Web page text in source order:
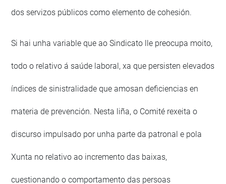
dos servizos públicos como elemento de cohesión.
Si hai unha variable que ao Sindicato lle preocupa moito,
todo o relativo á saúde laboral, xa que persisten elevados
índices de sinistralidade que amosan deficiencias en
materia de prevención. Nesta liña, o Comité rexeita o
discurso impulsado por unha parte da patronal e pola
Xunta no relativo ao incremento das baixas,
cuestionando o comportamento das persoas